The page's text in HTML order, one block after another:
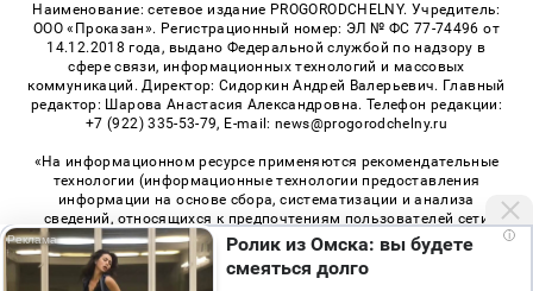
Наименование: сетевое издание PROGORODCHELNY. Учредитель:
ООО «Проказан». Регистрационный номер: ЭЛ № ФС 77-74496 от
14.12.2018 года, выдано Федеральной службой по надзору в
сфере связи, информационных технологий и массовых
коммуникаций. Директор: Сидоркин Андрей Валерьевич. Главный
редактор: Шарова Анастасия Александровна. Телефон редакции:
+7 (922) 335-53-79, E-mail: news@progorodchelny.ru
«На информационном ресурсе применяются рекомендательные
технологии (информационные технологии предоставления
информации на основе сбора, систематизации и анализа
сведений, относящихся к предпочтениям пользователей сети
«Интернет», находящихся на территории Российской
Федерации)». Правила применения рекомендательных
технологий в виджетах рекламно-обменной сети
i
Ролик из Омска: вы будете
смеяться долго